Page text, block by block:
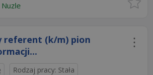
referent (k/m) pion
Rodzaj pracy: Stała